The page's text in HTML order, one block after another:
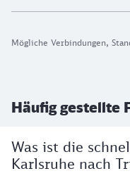
Mögliche Verbindungen,
Häufig gestellte
Was ist die
Karlsruhe nach